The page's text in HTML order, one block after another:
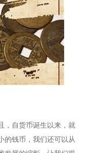
，自货币诞生以来，就
的钱币，我们还可以从